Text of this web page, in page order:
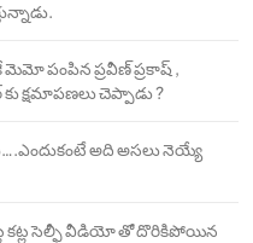
మెమో పంపిన ప్రవీణ్ ప్రకాష్ ,
క్షమాపణలు చెప్పాడు ?
అది అసలు నెయ్యే
కట్ల సెల్ఫీ వీడియో తో దొరికిపోయిన